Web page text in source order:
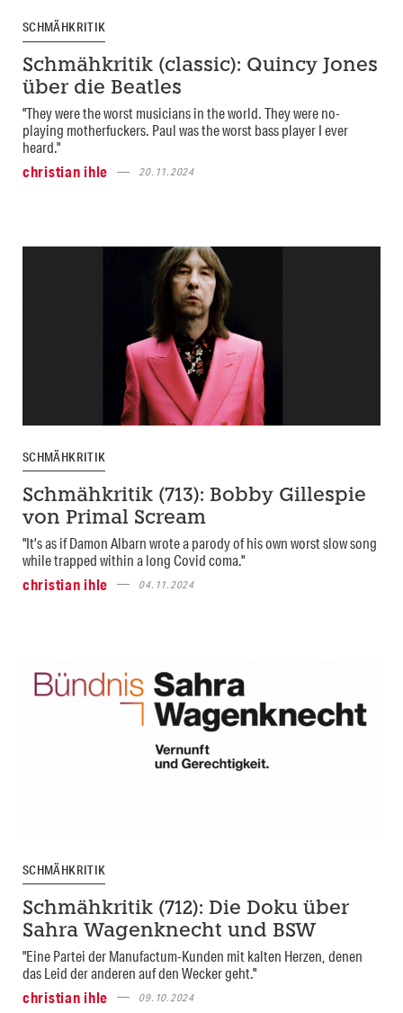
SCHMÄHKRITIK
Schmähkritik (classic): Quincy Jones
über die Beatles
"They were the worst musicians in the world. They were no-
playing motherfuckers. Paul was the worst bass player I ever
heard."
christian ihle
20.11.2024
SCHMÄHKRITIK
Schmähkritik (713): Bobby Gillespie
von Primal Scream
"It’s as if Damon Albarn wrote a parody of his own worst slow song
while trapped within a long Covid coma."
christian ihle
04.11.2024
SCHMÄHKRITIK
Schmähkritik (712): Die Doku über
Sahra Wagenknecht und BSW
"Eine Partei der Manufactum-Kunden mit kalten Herzen, denen
das Leid der anderen auf den Wecker geht."
christian ihle
09.10.2024